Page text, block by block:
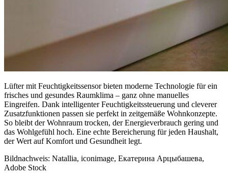
Lüfter mit Feuchtigkeitssensor bieten moderne Technologie für ein
frisches und gesundes Raumklima – ganz ohne manuelles
Eingreifen. Dank intelligenter Feuchtigkeitssteuerung und cleverer
Zusatzfunktionen passen sie perfekt in zeitgemäße Wohnkonzepte.
So bleibt der Wohnraum trocken, der Energieverbrauch gering und
das Wohlgefühl hoch. Eine echte Bereicherung für jeden Haushalt,
der Wert auf Komfort und Gesundheit legt.
Bildnachweis: Natallia, iconimage, Екатерина Арцыбашева,
Adobe Stock